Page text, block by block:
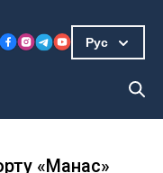
Рус
«Манас»